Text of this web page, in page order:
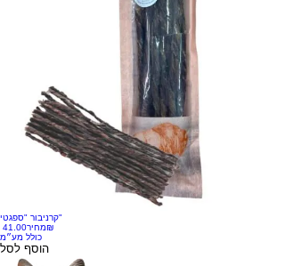
קרניבור "ספגטי"
מחיר‏41.00 ‏₪
כולל מע״מ
הוסף לסל